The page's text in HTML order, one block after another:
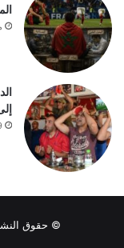
© حقوق النشر 2026، جميع الحقوق